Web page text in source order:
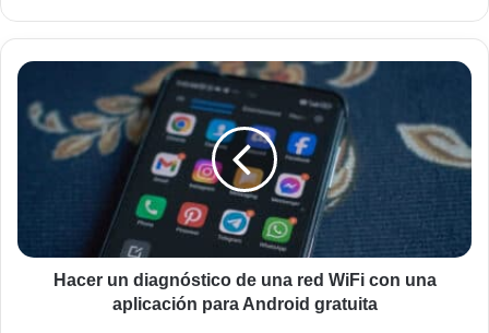
Hacer
diagnóstico
una
aplicación
Hacer un diagnóstico de una red WiFi con una
aplicación para Android gratuita